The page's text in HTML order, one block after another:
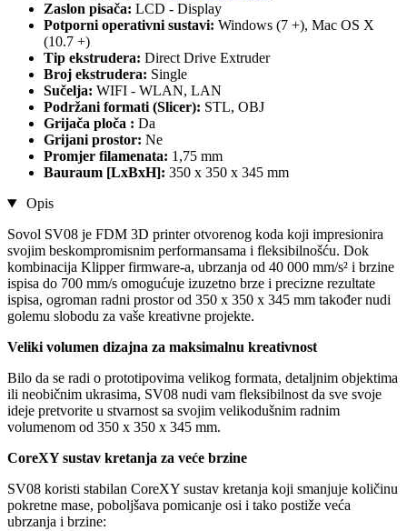
Zaslon pisača: LCD - Display
Potporni operativni sustavi: Windows (7 +), Mac OS X
(10.7 +)
Tip ekstrudera: Direct Drive Extruder
Broj ekstrudera: Single
Sučelja: WIFI - WLAN, LAN
Podržani formati (Slicer): STL, OBJ
Grijača ploča : Da
Grijani prostor: Ne
Promjer filamenata: 1,75 mm
Bauraum [LxBxH]: 350 x 350 x 345 mm
Opis
Sovol SV08 je FDM 3D printer otvorenog koda koji impresionira
svojim beskompromisnim performansama i fleksibilnošću. Dok
kombinacija Klipper firmware-a, ubrzanja od 40 000 mm/s² i brzine
ispisa do 700 mm/s omogućuje izuzetno brze i precizne rezultate
ispisa, ogroman radni prostor od 350 x 350 x 345 mm također nudi
golemu slobodu za vaše kreativne projekte.
Veliki volumen dizajna za maksimalnu kreativnost
Bilo da se radi o prototipovima velikog formata, detaljnim objektima
ili neobičnim ukrasima, SV08 nudi vam fleksibilnost da sve svoje
ideje pretvorite u stvarnost sa svojim velikodušnim radnim
volumenom od 350 x 350 x 345 mm.
CoreXY sustav kretanja za veće brzine
SV08 koristi stabilan CoreXY sustav kretanja koji smanjuje količinu
pokretne mase, poboljšava pomicanje osi i tako postiže veća
ubrzanja i brzine: